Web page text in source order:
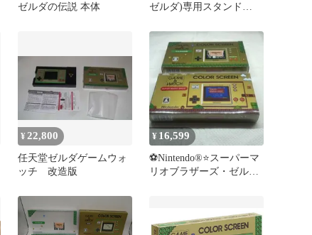
ゼルダの伝説 本体
ゼルダ)専用スタンド
¥ 22,800
任天堂ゼルダゲームウォ
ッチ 改造版
¥ 16,599
⚽️Nintendo®⭐️スーパーマ
リオブラザーズ・ゼルダ